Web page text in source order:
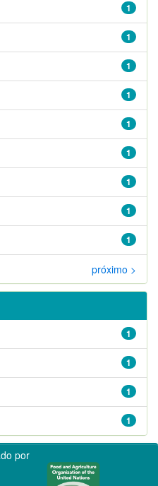
1
1
1
1
1
1
1
1
1
próximo >
1
1
1
1
por